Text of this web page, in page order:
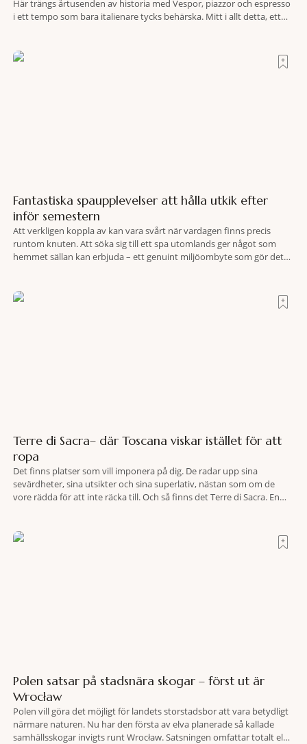
Här trängs årtusenden av historia med Vespor, piazzor och espresso
i ett tempo som bara italienare tycks behärska. Mitt i allt detta, ett
Fantastiska spaupplevelser att hålla utkik efter
inför semestern
Att verkligen koppla av kan vara svårt när vardagen finns precis
runtom knuten. Att söka sig till ett spa utomlands ger något som
hemmet sällan kan erbjuda – ett genuint miljöombyte som gör det
Terre di Sacra– där Toscana viskar istället för att
ropa
Det finns platser som vill imponera på dig. De radar upp sina
sevärdheter, sina utsikter och sina superlativ, nästan som om de
vore rädda för att inte räcka till. Och så finns det Terre di Sacra. En
Polen satsar på stadsnära skogar – först ut är
Wrocław
Polen vill göra det möjligt för landets storstadsbor att vara betydligt
närmare naturen. Nu har den första av elva planerade så kallade
samhällsskogar invigts runt Wrocław. Satsningen omfattar totalt elva